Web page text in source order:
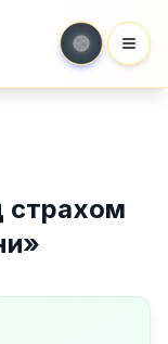
страхом
»